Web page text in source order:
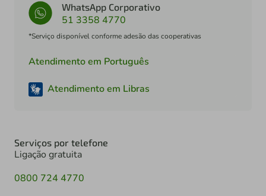
WhatsApp Corporativo
51 3358 4770
*Serviço disponível conforme adesão das cooperativas
Atendimento em Português
Atendimento em Libras
Serviços por telefone
Ligação gratuita
0800 724 4770